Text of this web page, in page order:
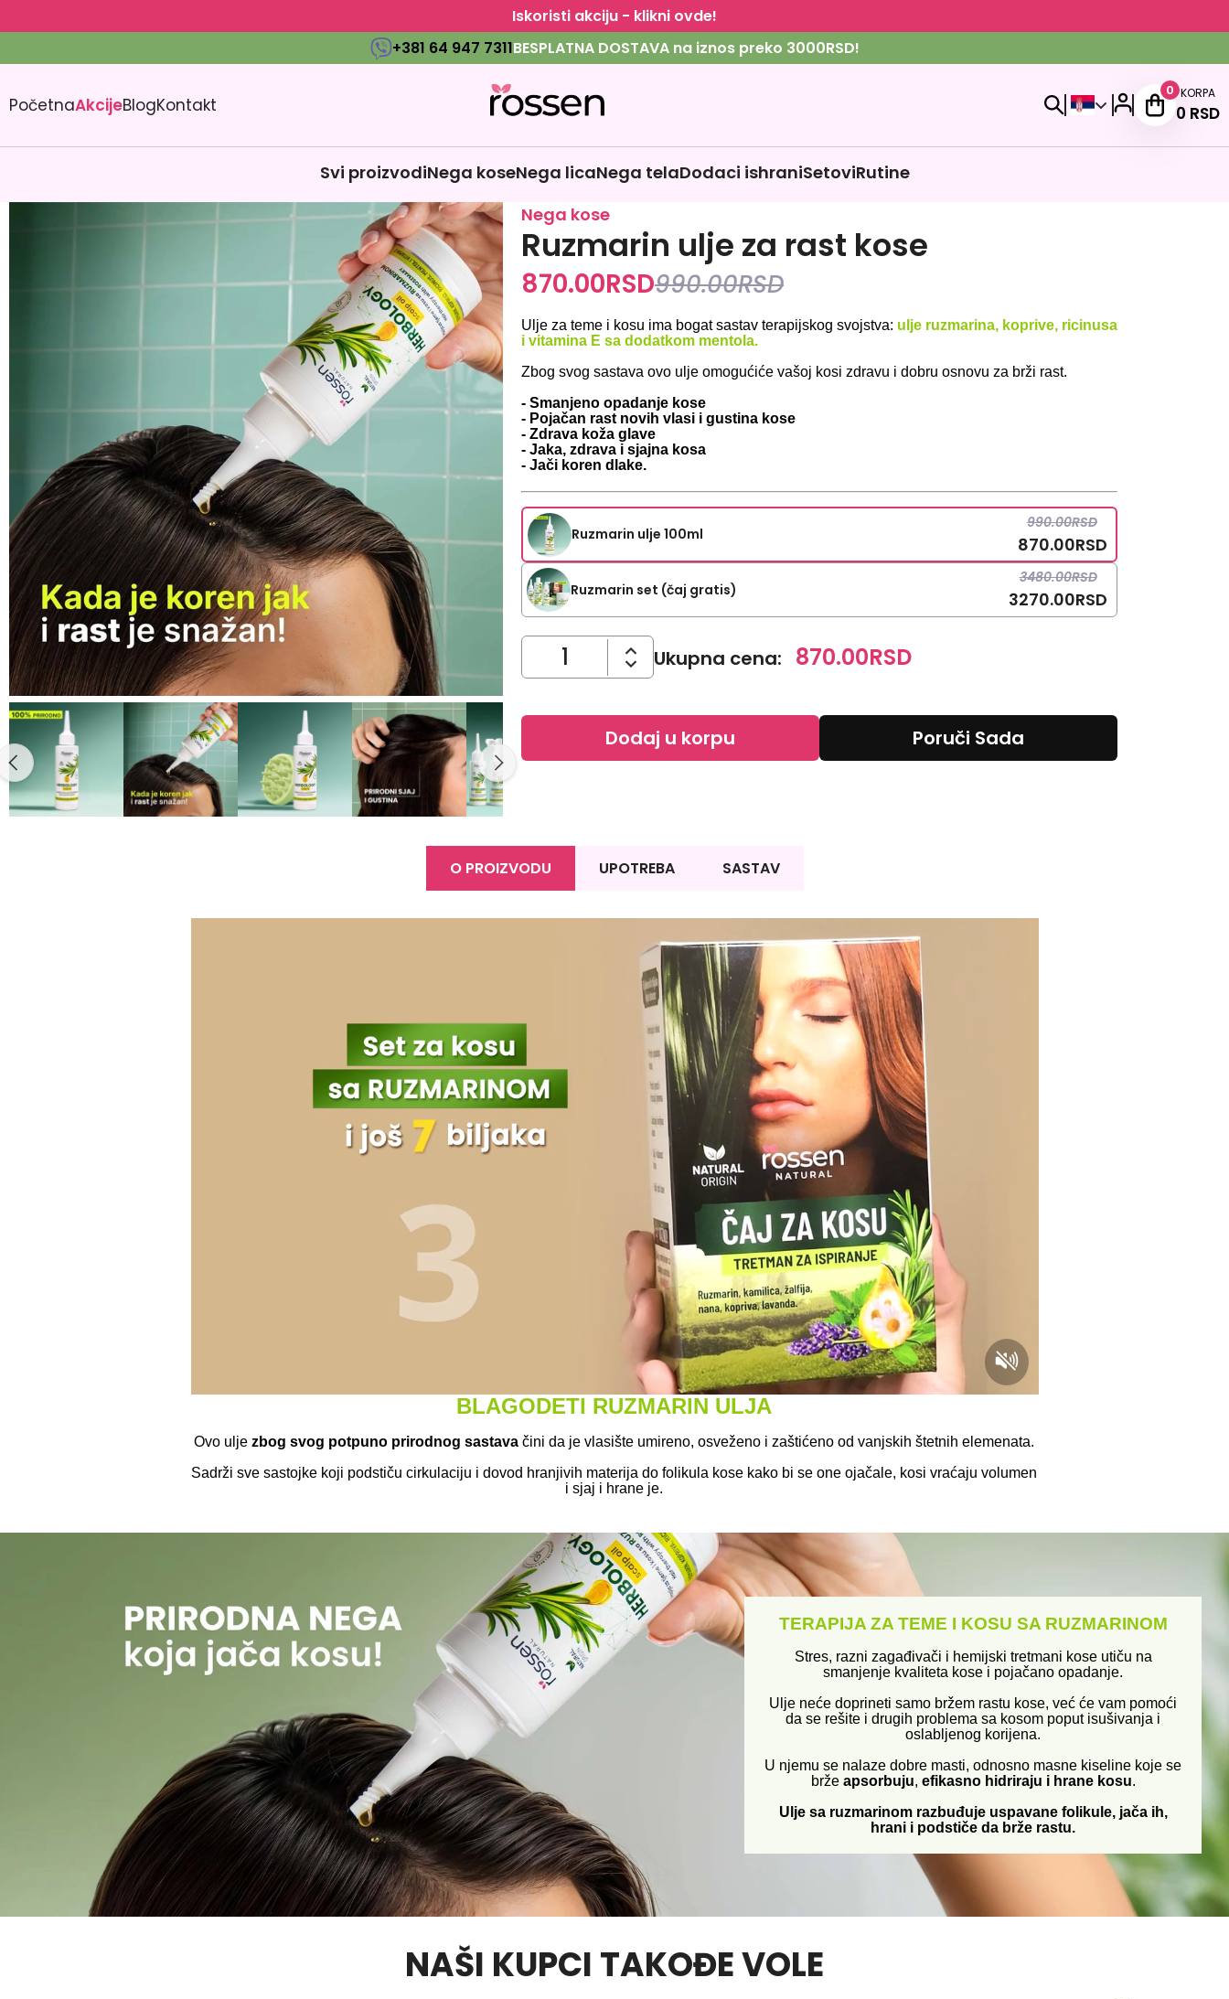
Iskoristi akciju - klikni ovde!
+381 64 947 7311BESPLATNA DOSTAVA na iznos preko 3000RSD!
PočetnaAkcijeBlogKontakt
0 KORPA
0 RSD
Svi proizvodiNega koseNega licaNega telaDodaci ishraniSetoviRutine
Nega kose
Ruzmarin ulje za rast kose
870.00RSD990.00RSD
Ulje za teme i kosu ima bogat sastav terapijskog svojstva: ulje ruzmarina, koprive, ricinusa
i vitamina E sa dodatkom mentola.
Zbog svog sastava ovo ulje omogućiće vašoj kosi zdravu i dobru osnovu za brži rast.
- Smanjeno opadanje kose
- Pojačan rast novih vlasi i gustina kose
- Zdrava koža glave
- Jaka, zdrava i sjajna kosa
- Jači koren dlake.
Ruzmarin ulje 100ml
990.00RSD
870.00RSD
Ruzmarin set (čaj gratis)
3480.00RSD
3270.00RSD
Ukupna cena: 870.00RSD
Poruči Sada
Dodaj u korpu
O PROIZVODU UPOTREBA SASTAV
BLAGODETI RUZMARIN ULJA
Ovo ulje zbog svog potpuno prirodnog sastava čini da je vlasište umireno, osveženo i zaštićeno od vanjskih štetnih elemenata.
Sadrži sve sastojke koji podstiču cirkulaciju i dovod hranjivih materija do folikula kose kako bi se one ojačale, kosi vraćaju volumen
i sjaj i hrane je.
TERAPIJA ZA TEME I KOSU SA RUZMARINOM
Stres, razni zagađivači i hemijski tretmani kose utiču na
smanjenje kvaliteta kose i pojačano opadanje.
Ulje neće doprineti samo bržem rastu kose, već će vam pomoći
da se rešite i drugih problema sa kosom poput isušivanja i
oslabljenog korijena.
U njemu se nalaze dobre masti, odnosno masne kiseline koje se
brže apsorbuju, efikasno hidriraju i hrane kosu.
Ulje sa ruzmarinom razbuđuje uspavane folikule, jača ih,
hrani i podstiče da brže rastu.
NAŠI KUPCI TAKOĐE VOLE